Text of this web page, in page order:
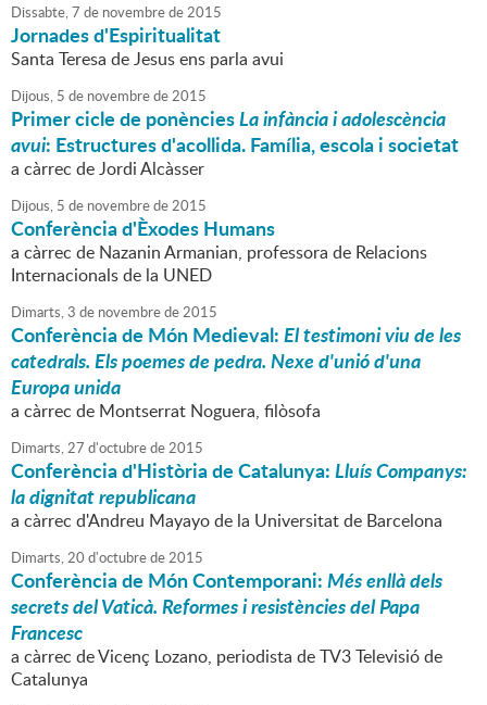
Dissabte,7 de novembrede2015
Jornades d'Espiritualitat
Santa Teresa de Jesus ens parla avui
Dijous, 5 de novembrede2015
Primer cicle de ponènciesLa infància i adolescència
avui: Estructures d'acollida. Família, escola i societat
a càrrec de Jordi Alcàsser
Dijous, 5 de novembrede2015
Conferència d'Èxodes Humans
a càrrec de Nazanin Armanian, professora de Relacions
Internacionals de la UNED
Dimarts,3 de novembrede2015
Conferència de Món Medieval:El testimoni viu de les
catedrals. Els poemes de pedra. Nexe d'unió d'una
Europa unida
a càrrec de Montserrat Noguera, filòsofa
Dimarts,27 d'octubrede2015
Conferència d'Història de Catalunya:Lluís Companys:
la dignitat republicana
a càrrec d'Andreu Mayayo de la Universitat de Barcelona
Dimarts,20 d'octubrede2015
Conferència de Món Contemporani:Més enllà dels
secrets del Vaticà. Reformes i resistències del Papa
Francesc
a càrrec de Vicenç Lozano, periodista de TV3 Televisió de
Catalunya